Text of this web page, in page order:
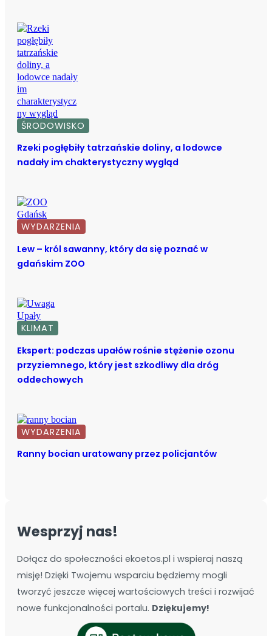
ŚRODOWISKO
Rzeki pogłębiły tatrzańskie doliny, a lodowce
nadały im chakterystyczny wygląd
WYDARZENIA
Lew – król sawanny, który da się poznać w
gdańskim ZOO
KLIMAT
Ekspert: podczas upałów rośnie stężenie ozonu
przyziemnego, który jest szkodliwy dla dróg
oddechowych
WYDARZENIA
Ranny bocian uratowany przez policjantów
Wesprzyj nas!
Dołącz do społeczności ekoetos.pl i wspieraj naszą
misję! Dzięki Twojemu wsparciu będziemy mogli
tworzyć jeszcze więcej wartościowych treści i rozwijać
nowe funkcjonalności portalu. Dziękujemy!